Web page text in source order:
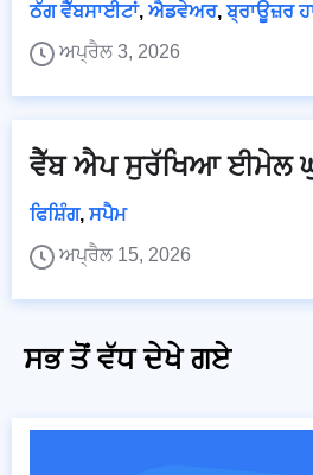
ਠੱਗ ਵੈੱਬਸਾਈਟਾਂ, ਐਡਵੇਅਰ,ਬ੍ਰਾਊਜ਼ਰ
ਅਪ੍ਰੈਲ 3, 2026
ਵੈੱਬ ਐਪ ਸੁਰੱਖਿਆ ਈਮੇਲ
ਫਿਸ਼ਿੰਗ, ਸਪੈਮ
ਅਪ੍ਰੈਲ 15, 2026
ਸਭ ਤੋਂ ਵੱਧ ਦੇਖੇ ਗਏ